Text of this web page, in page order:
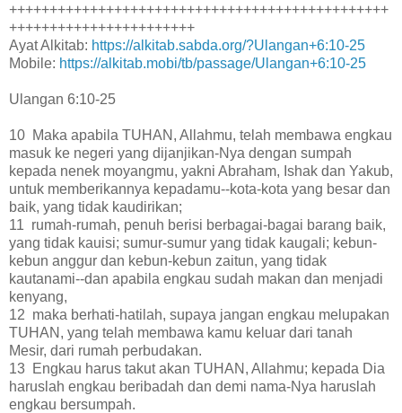
+++++++++++++++++++++++++++++++++++++++++++++++
+++++++++++++++++++++++
Ayat Alkitab: https://alkitab.sabda.org/?Ulangan+6:10-25
Mobile: https://alkitab.mobi/tb/passage/Ulangan+6:10-25
Ulangan 6:10-25
10 Maka apabila TUHAN, Allahmu, telah membawa engkau
masuk ke negeri yang dijanjikan-Nya dengan sumpah
kepada nenek moyangmu, yakni Abraham, Ishak dan Yakub,
untuk memberikannya kepadamu--kota-kota yang besar dan
baik, yang tidak kaudirikan;
11 rumah-rumah, penuh berisi berbagai-bagai barang baik,
yang tidak kauisi; sumur-sumur yang tidak kaugali; kebun-
kebun anggur dan kebun-kebun zaitun, yang tidak
kautanami--dan apabila engkau sudah makan dan menjadi
kenyang,
12 maka berhati-hatilah, supaya jangan engkau melupakan
TUHAN, yang telah membawa kamu keluar dari tanah
Mesir, dari rumah perbudakan.
13 Engkau harus takut akan TUHAN, Allahmu; kepada Dia
haruslah engkau beribadah dan demi nama-Nya haruslah
engkau bersumpah.